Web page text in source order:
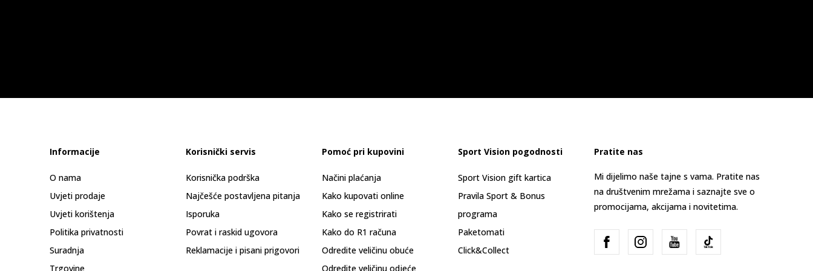
Informacije
O nama
Uvjeti prodaje
Uvjeti korištenja
Politika privatnosti
Suradnja
Trgovine
Korisnički servis
Korisnička podrška
Najčešće postavljena pitanja
Isporuka
Povrat i raskid ugovora
Reklamacije i pisani prigovori
Pomoć pri kupovini
Načini plaćanja
Kako kupovati online
Kako se registrirati
Kako do R1 računa
Odredite veličinu obuće
Odredite veličinu odjeće
Sport Vision pogodnosti
Sport Vision gift kartica
Pravila Sport & Bonus
programa
Paketomati
Click&Collect
Pratite nas
Mi dijelimo naše tajne s vama. Pratite nas
na društvenim mrežama i saznajte sve o
promocijama, akcijama i novitetima.